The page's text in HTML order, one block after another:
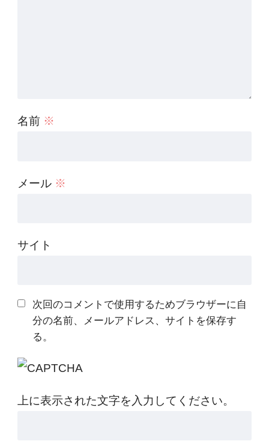
名前 ※
メール ※
サイト
次回のコメントで使用するためブラウザーに自
分の名前、メールアドレス、サイトを保存す
る。
上に表示された文字を入力してください。